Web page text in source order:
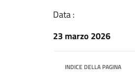
Data :
23 marzo 2026
INDICE DELLA PAGINA